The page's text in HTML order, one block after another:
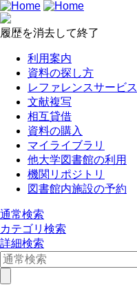
履歴を消去して終了
利用案内
資料の探し方
レファレンスサービス
文献複写
相互貸借
資料の購入
マイライブラリ
他大学図書館の利用
機関リポジトリ
図書館内施設の予約
通常検索
カテゴリ検索
詳細検索